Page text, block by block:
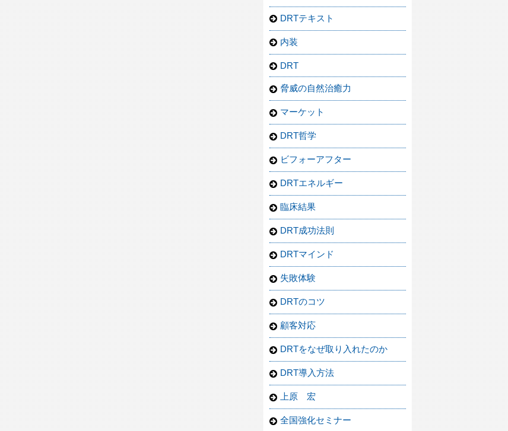
DRTテキスト
内装
DRT
脅威の自然治癒力
マーケット
DRT哲学
ビフォーアフター
DRTエネルギー
臨床結果
DRT成功法則
DRTマインド
失敗体験
DRTのコツ
顧客対応
DRTをなぜ取り入れたのか
DRT導入方法
上原 宏
全国強化セミナー